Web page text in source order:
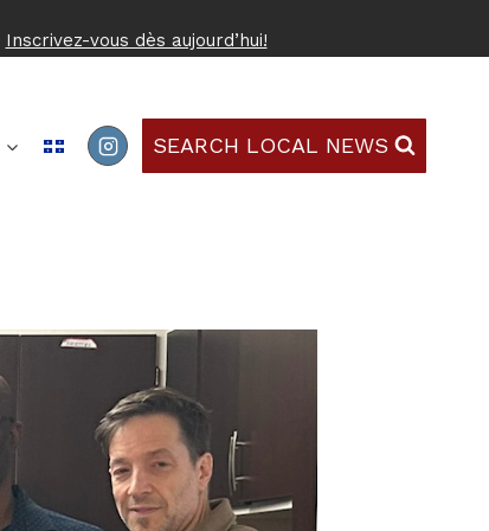
Inscrivez-vous dès aujourd’hui!
SEARCH LOCAL NEWS